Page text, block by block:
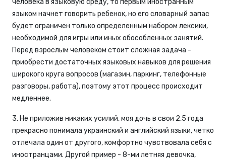
человека в языковую среду, то первым иностранным
языком начнет говорить ребенок, но его словарный запас
будет ограничен только определенным набором лексики,
необходимой для игры или иных обособленных занятий.
Перед взрослым человеком стоит сложная задача -
приобрести достаточных языковых навыков для решения
широкого круга вопросов (магазин, паркинг, телефонные
разговоры, работа), поэтому этот процесс происходит
медленнее.
3. Не приложив никаких усилий, моя дочь в свои 2,5 года
прекрасно понимала украинский и английский языки, четко
отлечала один от другого, комфортно чувствовала себя с
иностранцами. Другой пример - 8-ми летняя девочка,